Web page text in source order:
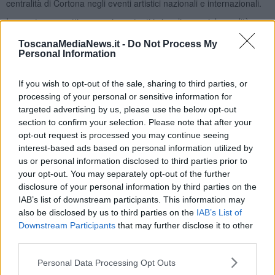
ToscanaMediaNews.it - Do Not Process My
Personal Information
If you wish to opt-out of the sale, sharing to third parties, or
processing of your personal or sensitive information for
targeted advertising by us, please use the below opt-out
section to confirm your selection. Please note that after your
opt-out request is processed you may continue seeing
interest-based ads based on personal information utilized by
us or personal information disclosed to third parties prior to
your opt-out. You may separately opt-out of the further
disclosure of your personal information by third parties on the
IAB’s list of downstream participants. This information may
also be disclosed by us to third parties on the IAB’s List of
Downstream Participants that may further disclose it to other
Personal Data Processing Opt Outs
centralità di Cortona negli eventi artistici nazionali e internazionali.
In questa prospettiva sono importanti i singoli negozi, la qualità
della merce, la professionalità degli addetti alla vendita, gli orari di
vendita, i mercati, i bar, i ristoranti, i bagni - pubblici e non - e non
dimentichiamoci, anche una capacità di proporre prezzi competitivi
delle strade alla raccolta dei rifiuti. Importanti sono l’accessibilità al
centro storico, il trasporto pubblico, i collegamenti con le stazioni di
mobilità collettiva, i grandi parcheggi. E importanti, insisto, ancora,
sono gli eventi culturali, le mostre evento, le proposte e le offerte
connesse al nostro patrimonio museale e storico-architettonico. E
allora mi vengono in mente altre domande, elementari,
spontanee.Vorrei chiedere per esempio al sindaco se, secondo lui,
non assistiamo a un depauperamento di iniziative ed eventi, in
favore di altri centri della Valdichiana. Non sembra al sindaco che
Castiglion Fiorentino, Lucignano, Montepulciano, la parte
storica delle città e dei borghi della vallata, stanno ponendo una
maggiore attenzione all’insediamento di eventi artistici importanti?
Vorrei chiedere al sindaco se non pensa che in quell’universo, certo
macchinoso, del bilancio comunale potrà esserci qualche elemento
di attenzione in più per la cultura, almeno per non far transitare i
grandi eventi e le fondazioni culturali in altre realtà. Non in un futuro